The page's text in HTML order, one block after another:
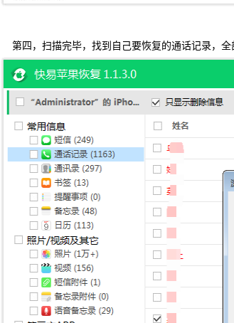
第四，扫描完毕，找到自己要恢复的通话记录，全